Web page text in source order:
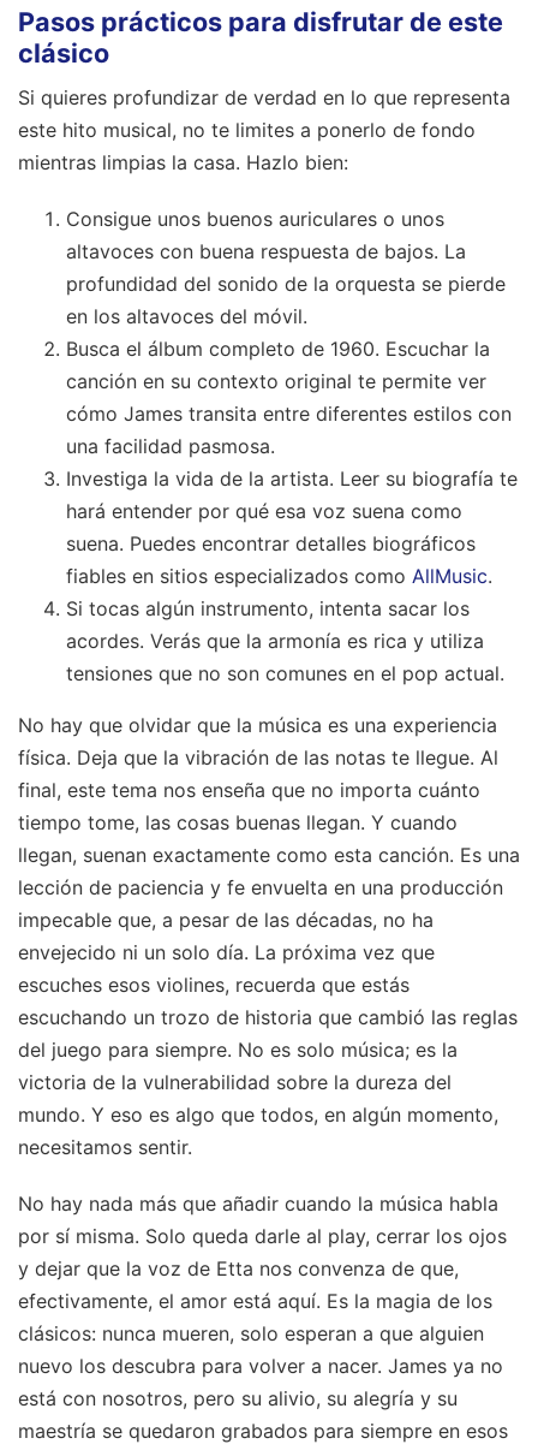
Pasos prácticos para disfrutar de este
clásico
Si quieres profundizar de verdad en lo que representa
este hito musical, no te limites a ponerlo de fondo
mientras limpias la casa. Hazlo bien:
Consigue unos buenos auriculares o unos
altavoces con buena respuesta de bajos. La
profundidad del sonido de la orquesta se pierde
en los altavoces del móvil.
Busca el álbum completo de 1960. Escuchar la
canción en su contexto original te permite ver
cómo James transita entre diferentes estilos con
una facilidad pasmosa.
Investiga la vida de la artista. Leer su biografía te
hará entender por qué esa voz suena como
suena. Puedes encontrar detalles biográficos
fiables en sitios especializados como AllMusic.
Si tocas algún instrumento, intenta sacar los
acordes. Verás que la armonía es rica y utiliza
tensiones que no son comunes en el pop actual.
No hay que olvidar que la música es una experiencia
física. Deja que la vibración de las notas te llegue. Al
final, este tema nos enseña que no importa cuánto
tiempo tome, las cosas buenas llegan. Y cuando
llegan, suenan exactamente como esta canción. Es una
lección de paciencia y fe envuelta en una producción
impecable que, a pesar de las décadas, no ha
envejecido ni un solo día. La próxima vez que
escuches esos violines, recuerda que estás
escuchando un trozo de historia que cambió las reglas
del juego para siempre. No es solo música; es la
victoria de la vulnerabilidad sobre la dureza del
mundo. Y eso es algo que todos, en algún momento,
necesitamos sentir.
No hay nada más que añadir cuando la música habla
por sí misma. Solo queda darle al play, cerrar los ojos
y dejar que la voz de Etta nos convenza de que,
efectivamente, el amor está aquí. Es la magia de los
clásicos: nunca mueren, solo esperan a que alguien
nuevo los descubra para volver a nacer. James ya no
está con nosotros, pero su alivio, su alegría y su
maestría se quedaron grabados para siempre en esos